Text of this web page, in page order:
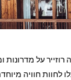
לה רוזייר על